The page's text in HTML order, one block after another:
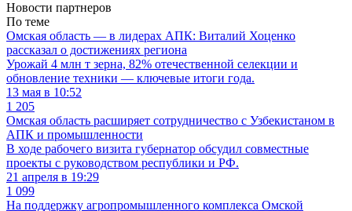
Новости партнеров
По теме
Омская область — в лидерах АПК: Виталий Хоценко
рассказал о достижениях региона
Урожай 4 млн т зерна, 82% отечественной селекции и
обновление техники — ключевые итоги года.
13 мая в 10:52
1 205
Омская область расширяет сотрудничество с Узбекистаном в
АПК и промышленности
В ходе рабочего визита губернатор обсудил совместные
проекты с руководством республики и РФ.
21 апреля в 19:29
1 099
На поддержку агропромышленного комплекса Омской